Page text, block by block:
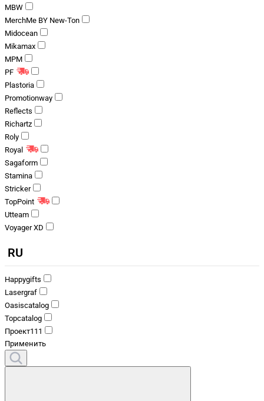
MBW
MerchMe BY New-Ton
Midocean
Mikamax
MPM
PF
Plastoria
Promotionway
Reflects
Richartz
Roly
Royal
Sagaform
Stamina
Stricker
TopPoint
Utteam
Voyager XD
RU
Happygifts
Lasergraf
Oasiscatalog
Topcatalog
Проект111
Применить